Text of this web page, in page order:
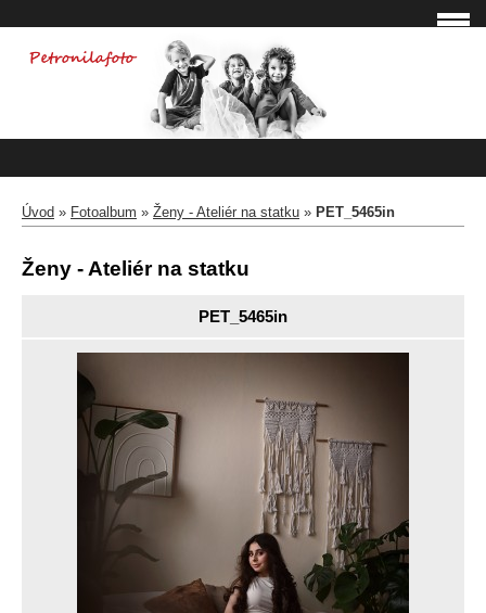
Úvod » Fotoalbum » Ženy - Ateliér na statku » PET_5465in
Ženy - Ateliér na statku
PET_5465in